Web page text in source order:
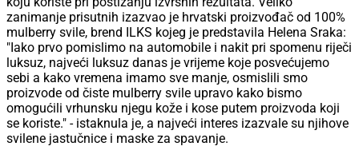
zanimanje prisutnih izazvao je hrvatski proizvođač od 100%
mulberry svile, brend ILKS kojeg je predstavila Helena Sraka:
"Iako prvo pomislimo na automobile i nakit pri spomenu riječi
luksuz, najveći luksuz danas je vrijeme koje posvećujemo
sebi a kako vremena imamo sve manje, osmislili smo
proizvode od čiste mulberry svile upravo kako bismo
omogućili vrhunsku njegu kože i kose putem proizvoda koji
se koriste." - istaknula je, a najveći interes izazvale su njihove
svilene jastučnice i maske za spavanje.